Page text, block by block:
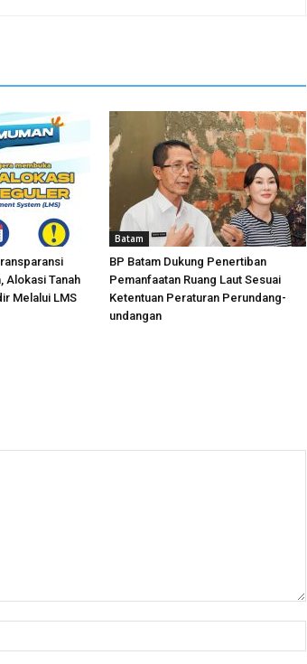
Alokasi Tanah
Melalui LMS
Batam
BP Batam Dukung Penertiban
Pemanfaatan Ruang Laut Sesuai
Ketentuan Peraturan Perundang-
undangan